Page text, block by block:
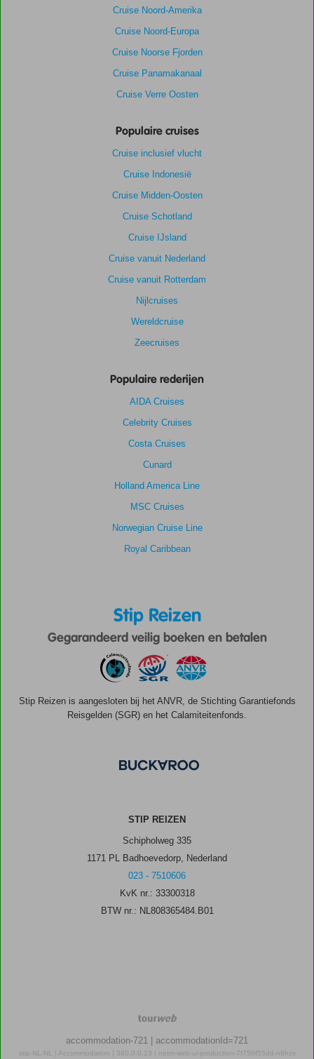
Cruise Noord-Amerika
Cruise Noord-Europa
Cruise Noorse Fjorden
Cruise Panamakanaal
Cruise Verre Oosten
Populaire cruises
Cruise inclusief vlucht
Cruise Indonesië
Cruise Midden-Oosten
Cruise Schotland
Cruise IJsland
Cruise vanuit Nederland
Cruise vanuit Rotterdam
Nijlcruises
Wereldcruise
Zeecruises
Populaire rederijen
AIDA Cruises
Celebrity Cruises
Costa Cruises
Cunard
Holland America Line
MSC Cruises
Norwegian Cruise Line
Royal Caribbean
Stip Reizen
Gegarandeerd veilig boeken en betalen
Stip Reizen is aangesloten bij het ANVR, de Stichting Garantiefonds
Reisgelden (SGR) en het Calamiteitenfonds.
STIP REIZEN
Schipholweg 335
1171 PL Badhoevedorp, Nederland
023 - 7510606
KvK nr.: 33300318
BTW nr.: NL808365484.B01
TourWeb
accommodation-721 | accommodationId=721
stip-NL-NL | Accommodation | 380.0.0.13 | netm-web-ui-production-7f756f55dd-n6hzs